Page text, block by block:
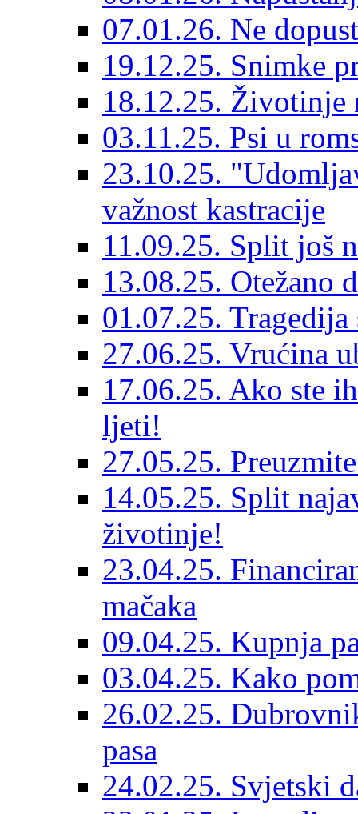
07.01.26. Ne
19.12.25. Snimke
18.12.25. Životinje
03.11.25. Psi u
23.10.25.
važnost kastracije
11.09.25. Split još
13.08.25. Otežano
01.07.25.
27.06.25. Vrućina
17.06.25. Ako ste
ljeti!
27.05.25.
14.05.25. Split
životinje!
23.04.25.
mačaka
09.04.25. Kupnja
03.04.25. Kako
26.02.25.
pasa
24.02.25. Svjetski